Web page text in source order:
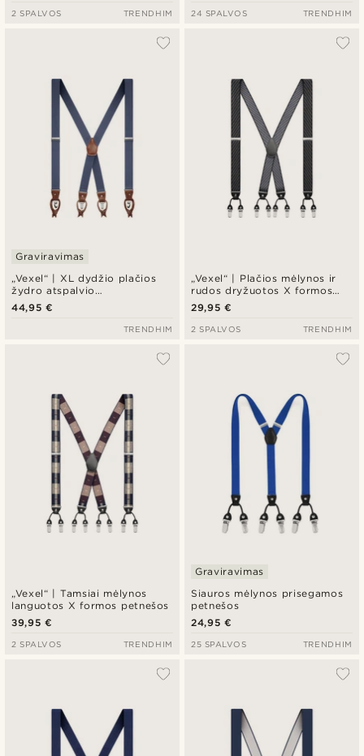
2 SPALVOS TRENDHIM 24 SPALVOS TRENDHIM
„Vexel“ | XL dydžio plačios
žydro atspalvio
konvertuojamos X formos
petnešos
Graviravimas
44,95 €
TRENDHIM
„Vexel“ | Plačios mėlynos ir
rudos dryžuotos X formos
petnešos
29,95 €
2 SPALVOS TRENDHIM
„Vexel“ | Tamsiai mėlynos
languotos X formos petnešos
39,95 €
2 SPALVOS TRENDHIM
Siauros mėlynos prisegamos
petnešos
Graviravimas
24,95 €
25 SPALVOS TRENDHIM